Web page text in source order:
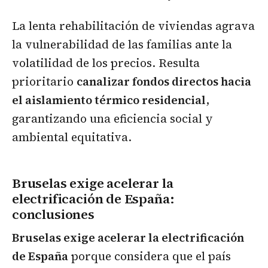
La lenta rehabilitación de viviendas agrava
la vulnerabilidad de las familias ante la
volatilidad de los precios. Resulta
prioritario canalizar fondos directos hacia
el aislamiento térmico residencial,
garantizando una eficiencia social y
ambiental equitativa.
Bruselas exige acelerar la
electrificación de España:
conclusiones
Bruselas exige acelerar la electrificación
de Españaporque considera que el país